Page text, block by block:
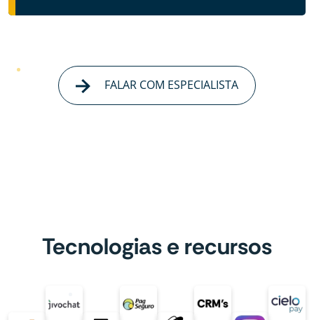
FALAR COM ESPECIALISTA
Tecnologias e recursos